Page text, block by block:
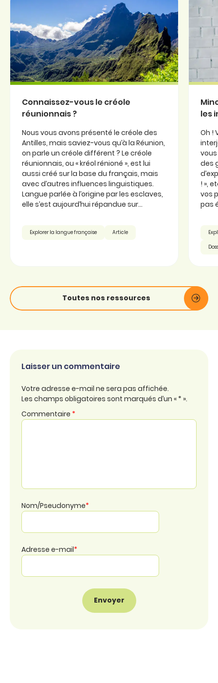
Connaissez-vous le créole
réunionnais ?
Nous vous avons présenté le créole des
Antilles, mais saviez-vous qu’à la Réunion,
on parle un créole différent ? Le créole
réunionnais, ou « kréol rénioné », est lui
aussi créé sur la base du français, mais
avec d’autres influences linguistiques.
Langue parlée à l’origine par les esclaves,
elle s’est aujourd’hui répandue sur...
Explorer la langue française Article
les
Oh !
des
! »,
vos
pas
Toutes nos ressources
Laisser un commentaire
Votre adresse e-mail ne sera pas affichée.
Les champs obligatoires sont marqués d’un « * ».
Commentaire *
Nom/Pseudonyme*
Adresse e-mail*